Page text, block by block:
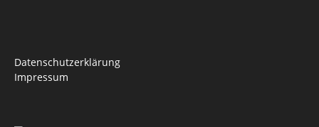
Datenschutzerklärung
Impressum